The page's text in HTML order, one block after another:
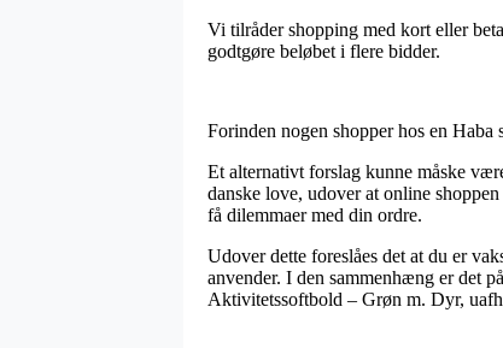
Vi tilråder shopping med kort eller
godtgøre beløbet i flere bidder.
Forinden nogen shopper hos en
Et alternativt forslag kunne måske
danske love, udover at online
få dilemmaer med din ordre.
Udover dette foreslåes det at du er
anvender. I den sammenhæng er det
Aktivitetssoftbold – Grøn m. Dyr,